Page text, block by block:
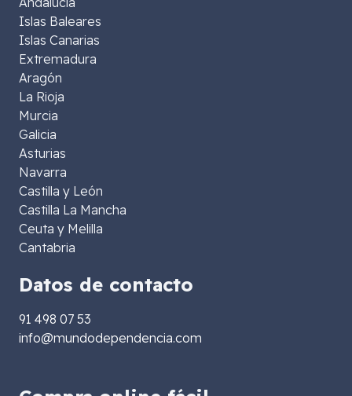
Islas Baleares
Islas Canarias
Extremadura
Aragón
La Rioja
Murcia
Galicia
Asturias
Navarra
Castilla y León
Castilla La Mancha
Ceuta y Melilla
Cantabria
Datos de contacto
91 498 07 53
info@mundodependencia.com